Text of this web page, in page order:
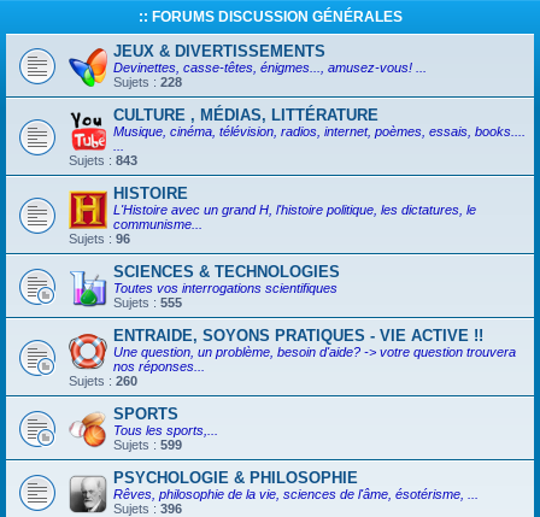
:: FORUMS DISCUSSION GÉNÉRALES
JEUX & DIVERTISSEMENTS
Devinettes, casse-têtes, énigmes..., amusez-vous! ...
Sujets : 228
CULTURE , MÉDIAS, LITTÉRATURE
Musique, cinéma, télévision, radios, internet, poèmes, essais, books....
Sujets : 843
HISTOIRE
L'Histoire avec un grand H, l'histoire politique, les dictatures, le
communisme...
Sujets : 96
SCIENCES & TECHNOLOGIES
Toutes vos interrogations scientifiques
Sujets : 555
ENTRAIDE, SOYONS PRATIQUES - VIE ACTIVE !!
Une question, un problème, besoin d'aide? -> votre question trouvera
nos réponses...
Sujets : 260
SPORTS
Tous les sports,...
Sujets : 599
PSYCHOLOGIE & PHILOSOPHIE
Rêves, philosophie de la vie, sciences de l'âme, ésotérisme, ...
Sujets : 396